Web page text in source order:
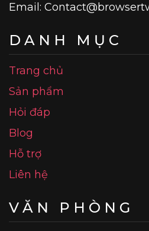
Email:
DANH MỤC
Trang chủ
Sản phẩm
Hỏi đáp
Blog
Hỗ trợ
Liên hệ
VĂN PHÒNG